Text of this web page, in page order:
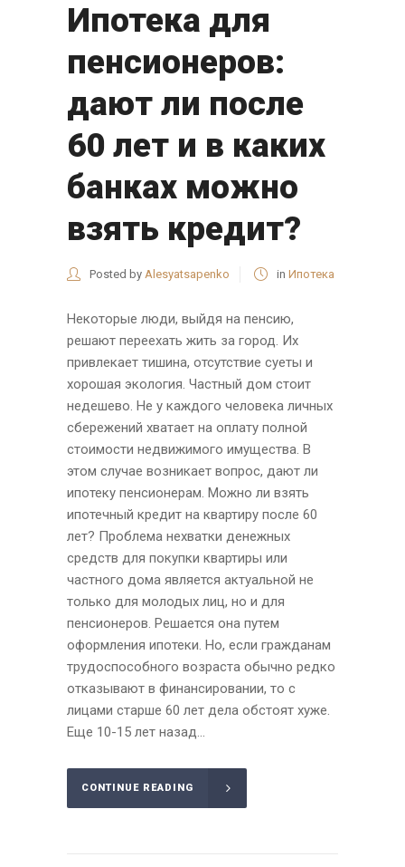
Ипотека для
пенсионеров:
дают ли после
60 лет и в каких
банках можно
взять кредит?
Posted by Alesyatsapenko in Ипотека
Некоторые люди, выйдя на пенсию,
решают переехать жить за город. Их
привлекает тишина, отсутствие суеты и
хорошая экология. Частный дом стоит
недешево. Не у каждого человека личных
сбережений хватает на оплату полной
стоимости недвижимого имущества. В
этом случае возникает вопрос, дают ли
ипотеку пенсионерам. Можно ли взять
ипотечный кредит на квартиру после 60
лет? Проблема нехватки денежных
средств для покупки квартиры или
частного дома является актуальной не
только для молодых лиц, но и для
пенсионеров. Решается она путем
оформления ипотеки. Но, если гражданам
трудоспособного возраста обычно редко
отказывают в финансировании, то с
лицами старше 60 лет дела обстоят хуже.
Еще 10-15 лет назад...
CONTINUE READING